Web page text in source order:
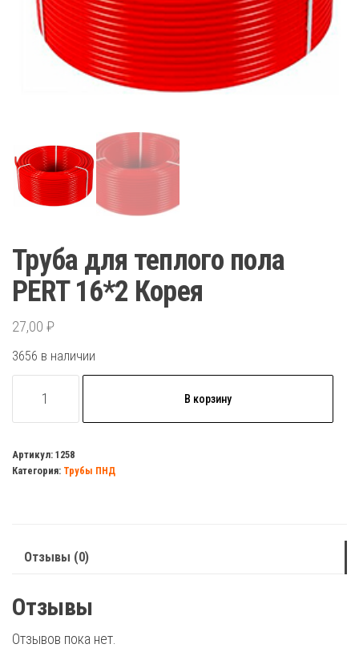
Труба для теплого пола
PERT 16*2 Корея
27,00 ₽
3656 в наличии
товара
для
теплого
Корея
В корзину
Артикул: 1258
Категория: Трубы ПНД
Отзывы (0)
Отзывы
Отзывов пока нет.